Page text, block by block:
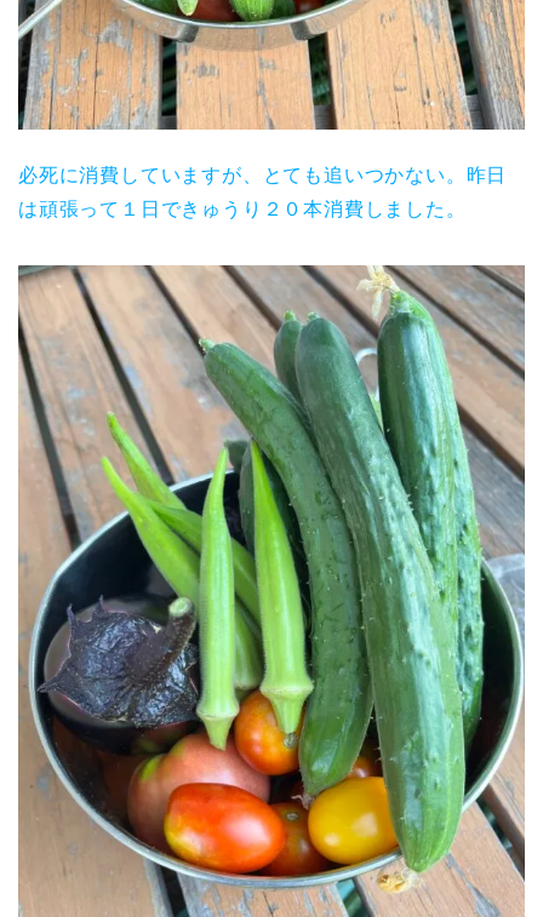
必死に消費していますが、とても追いつかない。昨日
は頑張って１日できゅうり２０本消費しました。